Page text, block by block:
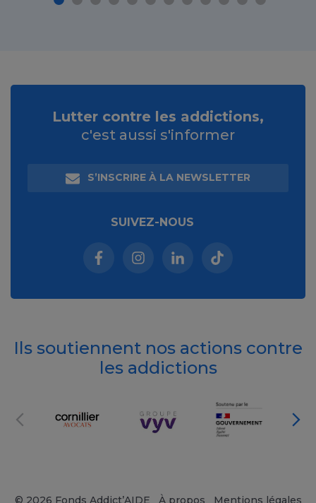
Lutter contre les addictions,
c'est aussi s'informer
S’INSCRIRE À LA NEWSLETTER
SUIVEZ-NOUS
Facebook (nouvelle fenêtre)
Instagram (nouvelle fenêtre)
Linkedin (nouvelle
Tiktok (nouvelle
Ils soutiennent nos actions contre
les addictions
© 2026 Fonds Addict’AIDE À propos Mentions légales